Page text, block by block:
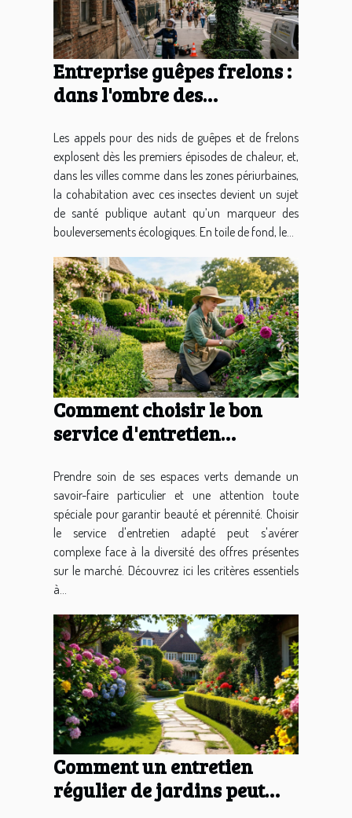
Entreprise guêpes frelons :
dans l'ombre des
mutation
Les appels pour des nids de guêpes et de frelons
explosent dès les premiers épisodes de chaleur, et,
dans les villes comme dans les zones périurbaines,
la cohabitation avec ces insectes devient un sujet
de santé publique autant qu’un marqueur des
bouleversements écologiques. En toile de fond, le...
Comment choisir le bon
service d'entretien
besoins ?
Prendre soin de ses espaces verts demande un
savoir-faire particulier et une attention toute
spéciale pour garantir beauté et pérennité. Choisir
le service d'entretien adapté peut s'avérer
complexe face à la diversité des offres présentes
sur le marché. Découvrez ici les critères essentiels
à...
Comment un entretien
régulier de jardins peut